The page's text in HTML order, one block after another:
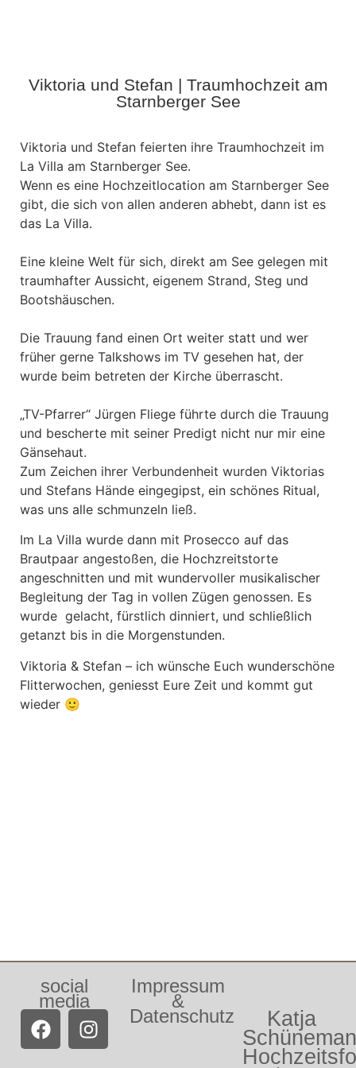
Viktoria und Stefan | Traumhochzeit am
Starnberger See
Viktoria und Stefan feierten ihre Traumhochzeit im
La Villa am Starnberger See.
Wenn es eine Hochzeitlocation am Starnberger See
gibt, die sich von allen anderen abhebt, dann ist es
das La Villa.
Eine kleine Welt für sich, direkt am See gelegen mit
traumhafter Aussicht, eigenem Strand, Steg und
Bootshäuschen.
Die Trauung fand einen Ort weiter statt und wer
früher gerne Talkshows im TV gesehen hat, der
wurde beim betreten der Kirche überrascht.
„TV-Pfarrer“ Jürgen Fliege führte durch die Trauung
und bescherte mit seiner Predigt nicht nur mir eine
Gänsehaut.
Zum Zeichen ihrer Verbundenheit wurden Viktorias
und Stefans Hände eingegipst, ein schönes Ritual,
was uns alle schmunzeln ließ.
Im La Villa wurde dann mit Prosecco auf das
Brautpaar angestoßen, die Hochzreitstorte
angeschnitten und mit wundervoller musikalischer
Begleitung der Tag in vollen Zügen genossen. Es
wurde gelacht, fürstlich dinniert, und schließlich
getanzt bis in die Morgenstunden.
Viktoria & Stefan – ich wünsche Euch wunderschöne
Flitterwochen, geniesst Eure Zeit und kommt gut
wieder 🙂
social
media
Impressum
&
Datenschutz
Katja